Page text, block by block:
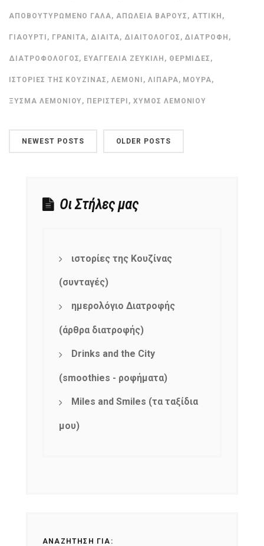
ΑΠΟΒΟΥΤΥΡΩΜΈΝΟ ΓΆΛΑ, ΑΠΏΛΕΙΑ ΒΆΡΟΥΣ , ΑΤΤΙΚΉ ,
ΓΙΑΟΎΡΤΙ , ΓΡΑΝΊΤΑ, ΔΊΑΙΤΑ, ΔΙΑΙΤΟΛΌΓΟΣ , ΔΙΑΤΡΟΦΉ ,
ΔΙΑΤΡΟΦΟΛΌΓΟΣ, ΕΥΑΓΓΕΛΊΑ ΖΕΥΚΙΛΉ , ΘΕΡΜΊΔΕΣ ,
ΙΣΤΟΡΊΕΣ ΤΗΣ ΚΟΥΖΊΝΑΣ ,ΛΕΜΌΝΙ , ΛΙΠΑΡΆ, ΜΟΎΡΑ,
ΞΎΣΜΑ ΛΕΜΟΝΙΟΎ , ΠΕΡΙΣΤΈΡΙ , ΧΥΜΌΣ ΛΕΜΟΝΙΟΎ
NEWEST POSTS OLDER POSTS
Οι Στήλες μας
ιστορίες της Κουζίνας
(συνταγές)
ημερολόγιο Διατροφής
(άρθρα διατροφής)
Drinks and the City
(smoothies - ροφήματα)
Miles and Smiles (τα ταξίδια
μου)
ΑΝΑΖΉΤΗΣΗ ΓΙΑ: